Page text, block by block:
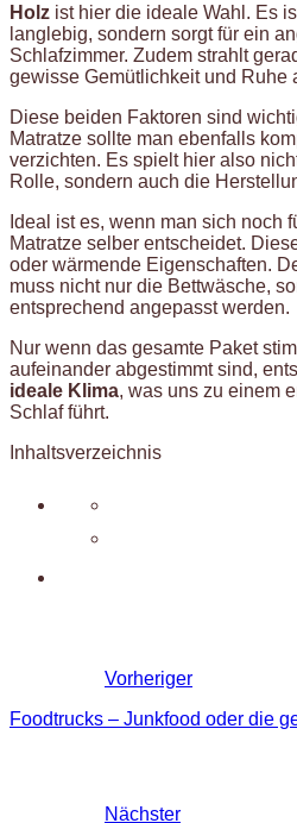
Holz ist hier die ideale Wahl. Es
langlebig, sondern sorgt für ein
Schlafzimmer. Zudem strahlt
gewisse Gemütlichkeit und Ruhe
Diese beiden Faktoren sind
Matratze sollte man ebenfalls
verzichten. Es spielt hier also
Rolle, sondern auch die
Ideal ist es, wenn man sich noch
Matratze selber entscheidet.
oder wärmende Eigenschaften.
muss nicht nur die Bettwäsche,
entsprechend angepasst werden.
Nur wenn das gesamte Paket
aufeinander abgestimmt sind,
ideale Klima, was uns zu einem
Schlaf führt.
Inhaltsverzeichnis
Vorheriger
Foodtrucks – Junkfood oder die
Nächster